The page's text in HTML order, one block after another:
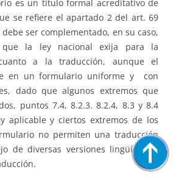
es un título formal acreditativo de
se refiere el apartado 2 del art. 69
ser complementado, en su caso,
la ley nacional exija para la
a la traducción, aunque el
en un formulario uniforme y con
dado que algunos extremos que
puntos 7.4, 8.2.3. 8.2.4, 8.3 y 8.4
aplicable y ciertos extremos de los
no permiten una traducción
de diversas versiones lingüísticas,